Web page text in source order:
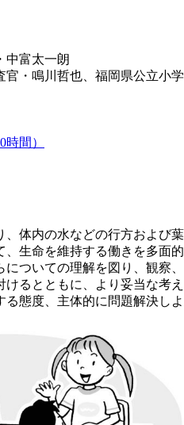
中富太一朗
・鳴川哲也、福岡県公立小学
間）
、体内の水などの行方および葉
、生命を維持する働きを多面的
ついての理解を図り、観察、
るとともに、より妥当な考え
態度、主体的に問題解決しよ